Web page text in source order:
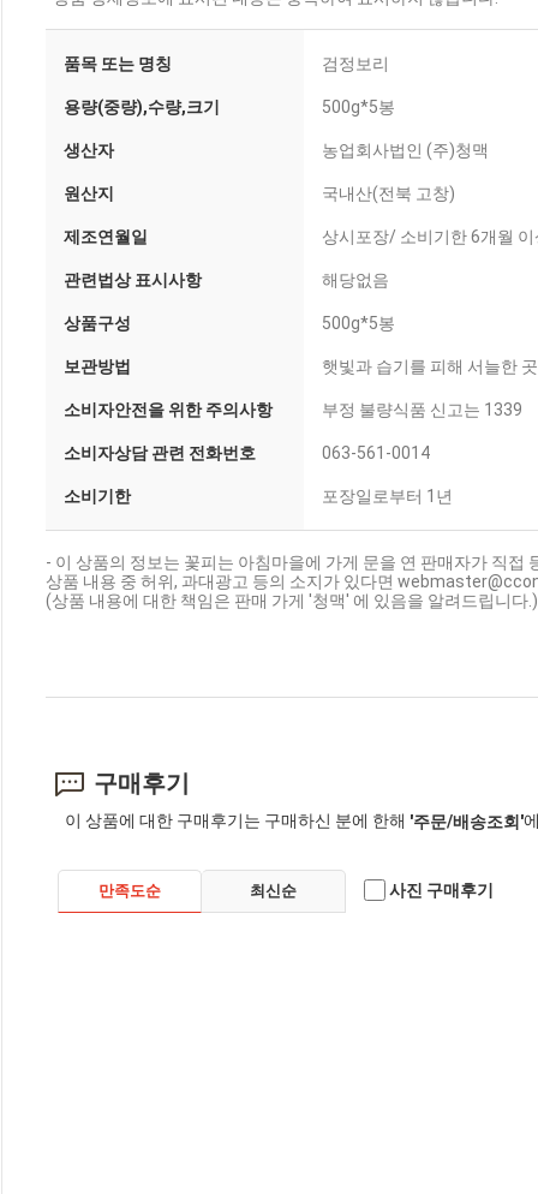
품목 또는 명칭 검정보리
용량(중량),수량,크기 500g*5봉
생산자 농업회사법인 (주)청맥
원산지 국내산(전북 고창)
제조연월일 상시포장/ 소비기한 6개월
관련법상 표시사항 해당없음
상품구성 500g*5봉
보관방법 햇빛과 습기를 피해 서늘한
소비자안전을 위한 주의사항 부정 불량식품 신고는 1339
소비자상담 관련 전화번호 063-561-0014
소비기한 포장일로부터 1년
- 이 상품의 정보는 꽃피는 아침마을에 가게 문을 연 판매자가 직접
상품 내용 중 허위, 과대광고 등의 소지가 있다면
(상품 내용에 대한 책임은 판매 가게 '청맥' 에 있음을 알려드립니다.)
구매후기
이 상품에 대한 구매후기는 구매하신 분에 한해 '주문/배송조회'
만족도순 최신순 사진 구매후기